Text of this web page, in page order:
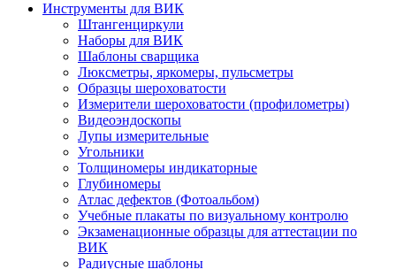
Инструменты для ВИК
Штангенциркули
Наборы для ВИК
Шаблоны сварщика
Люксметры, яркомеры, пульсметры
Образцы шероховатости
Измерители шероховатости (профилометры)
Видеоэндоскопы
Лупы измерительные
Угольники
Толщиномеры индикаторные
Глубиномеры
Атлас дефектов (Фотоальбом)
Учебные плакаты по визуальному контролю
Экзаменационные образцы для аттестации по
ВИК
Радиусные шаблоны